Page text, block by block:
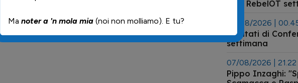
😎😎 RebelOT
08/08/2026 |
Risultati di
settimana
07/08/2026 | 21.22
Pippo Inzaghi:
Ma noter a 'n mola mia (noi non molliamo). E tu?